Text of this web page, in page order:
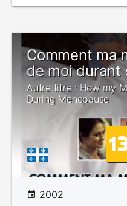
Comment ma
de moi durant
Autre titre : How my
During Menopause
2002